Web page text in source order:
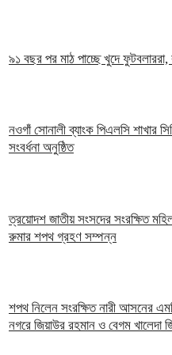
৯১ বছর পর মাঠ পাচ্ছে খুদে
নওগাঁ সোনালী ব্যাংক পিএলসি শাখার
সংবর্ধনা অনুষ্ঠিত
ত্রয়োদশ জাতীয় সংসদের সংরক্ষিত
রুমার শপথ গ্রহণ সম্পন্ন
শপথ নিলেন সংরক্ষিত নারী আসনের
নগরে জিয়াউর রহমান ও বেগম খালেদা